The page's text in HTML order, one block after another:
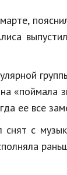
«поймала
ее все
с